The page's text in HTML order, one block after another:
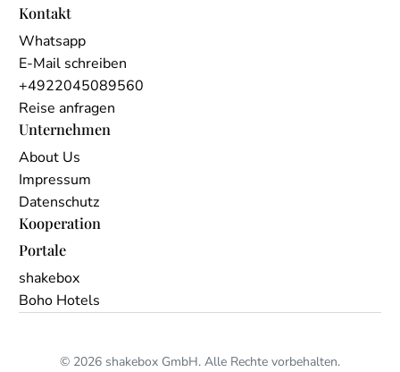
Kontakt
Whatsapp
E-Mail schreiben
+4922045089560
Reise anfragen
Unternehmen
About Us
Impressum
Datenschutz
Kooperation
Portale
shakebox
Boho Hotels
© 2026 shakebox GmbH. Alle Rechte vorbehalten.